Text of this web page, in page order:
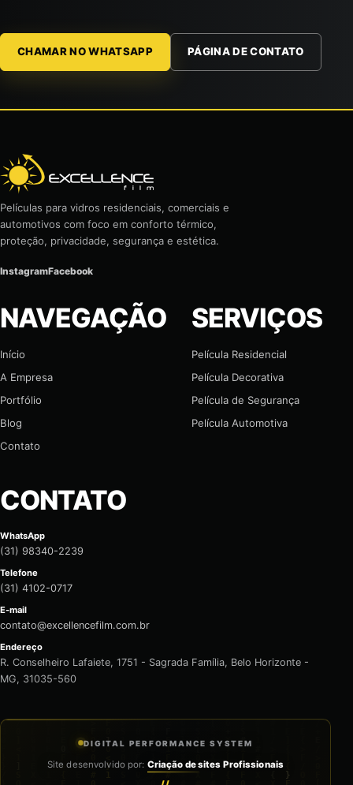
CHAMAR NO WHATSAPP PÁGINA DE CONTATO
Películas para vidros residenciais, comerciais e
automotivos com foco em conforto térmico,
proteção, privacidade, segurança e estética.
InstagramFacebook
NAVEGAÇÃO
Início
A Empresa
Portfólio
Blog
Contato
SERVIÇOS
Película Residencial
Película Decorativa
Película de Segurança
Película Automotiva
CONTATO
WhatsApp
(31) 98340-2239
Telefone
(31) 4102-0717
E-mail
contato@excellencefilm.com.br
Endereço
R. Conselheiro Lafaiete, 1751 - Sagrada Família, Belo Horizonte -
MG, 31035-560
DIGITAL PERFORMANCE SYSTEM
Site desenvolvido por: Criação de sites Profissionais